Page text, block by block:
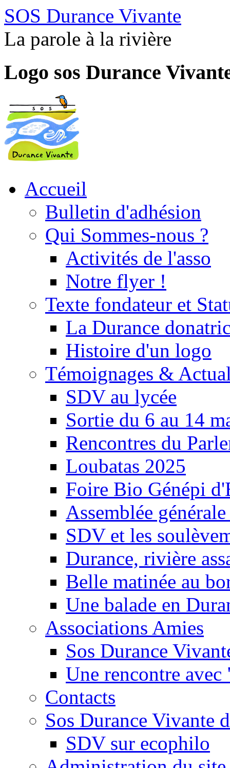
SOS Durance Vivante
La parole à la rivière
Logo sos Durance
Accueil
Bulletin d'adhésion
Qui Sommes-nous ?
Activités de l'asso
Notre flyer !
Texte fondateur et
La Durance
Histoire d'un logo
Témoignages &
SDV au lycée
Sortie du 6 au 14
Rencontres du
Loubatas 2025
Foire Bio Génépi
Assemblée
SDV et les
Durance, rivière
Belle matinée au
Une balade en
Associations Amies
Sos Durance
Une rencontre
Contacts
Sos Durance Vivante
SDV sur ecophilo